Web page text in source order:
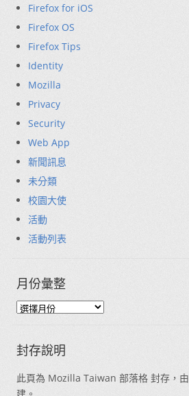
Firefox for iOS
Firefox OS
Firefox Tips
Identity
Mozilla
Privacy
Security
Web App
新聞訊息
未分類
校園大使
活動
活動列表
月份彙整
封存說明
此頁為 Mozilla Taiwan 部落格 封存，由